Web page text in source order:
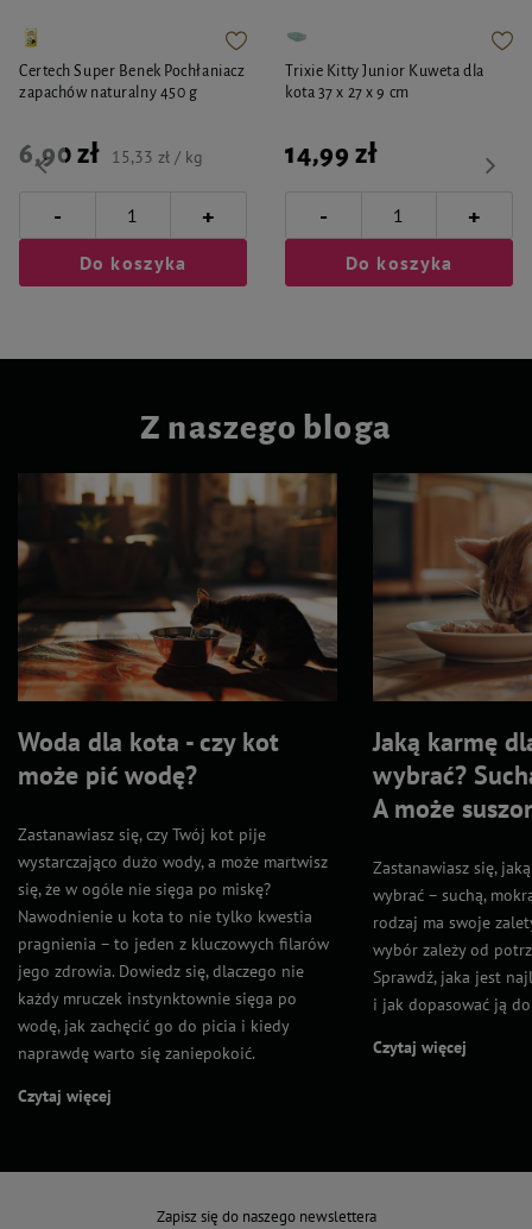
Certech Super Benek Pochłaniacz
zapachów naturalny 450 g
6,90 zł 15,33 zł / kg
- +
Do koszyka
Trixie Kitty Junior Kuweta dla
kota 37 x 27 x 9 cm
14,99 zł
- +
Do koszyka
Z naszego bloga
Woda dla kota - czy kot
może pić wodę?
Zastanawiasz się, czy Twój kot pije
wystarczająco dużo wody, a może martwisz
się, że w ogóle nie sięga po miskę?
Nawodnienie u kota to nie tylko kwestia
pragnienia – to jeden z kluczowych filarów
jego zdrowia. Dowiedz się, dlaczego nie
każdy mruczek instynktownie sięga po
wodę, jak zachęcić go do picia i kiedy
naprawdę warto się zaniepokoić.
Czytaj więcej
Jaką karmę
wybrać?
A może
Zastanawiasz się,
wybrać – suchą,
rodzaj ma swoje
wybór zależy od
Sprawdź, jaka jest
i jak dopasować ją
Czytaj więcej
Zapisz się do naszego newslettera